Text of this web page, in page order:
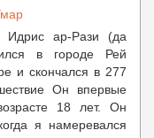
ар-Рази (да
в городе Рей
и скончался в 277
Он впервые
18 лет. Он
я намеревался